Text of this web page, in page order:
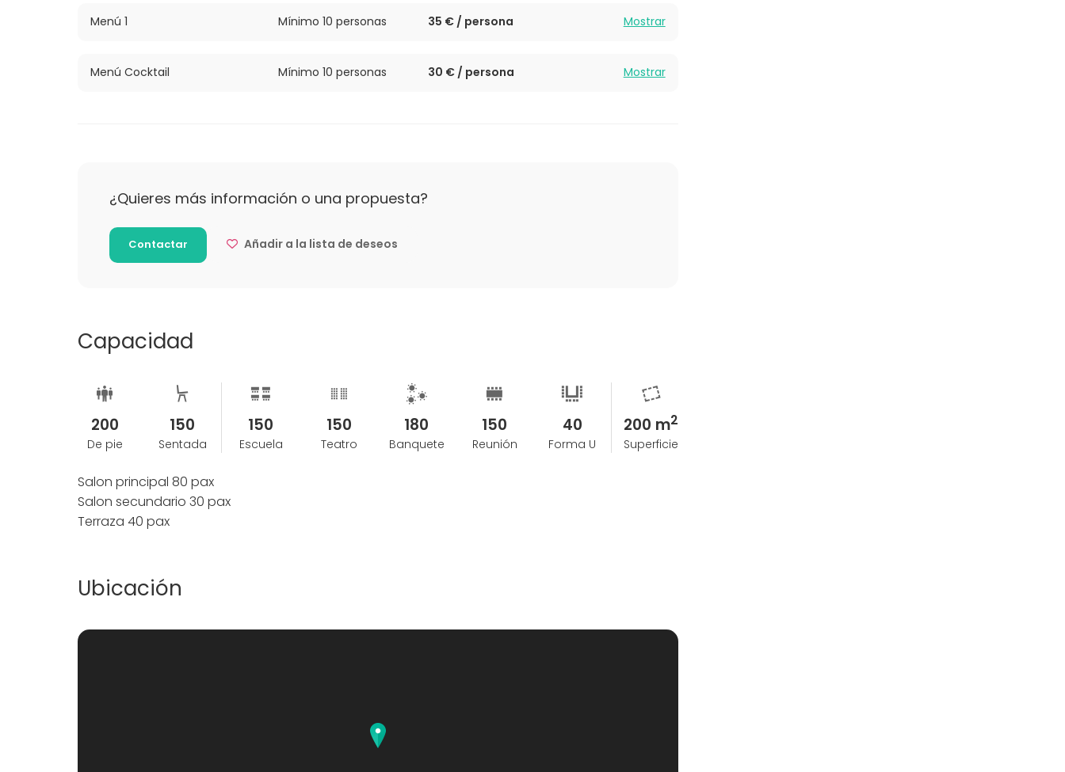
necesidades. Ven y descubre cómo transformamos eventos en recuerdos inolvidables,
Menú 1 Mínimo 10 personas 35 € / persona Mostrar
Menú Cocktail Mínimo 10 personas 30 € / persona Mostrar
¿Quieres más información o una propuesta?
Contactar Añadir a la lista de deseos
Capacidad
200
De pie
150
Sentada
150
Escuela
150
Teatro
180
Banquete
150
Reunión
40
Forma U
200 m2
Superficie
Salon principal 80 pax
Salon secundario 30 pax
Terraza 40 pax
Ubicación